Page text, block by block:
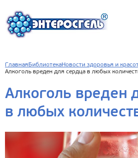
Главная БиблиотекаНовости здоровья и
Алкоголь вреден для сердца в любых
Алкоголь вреден
в любых